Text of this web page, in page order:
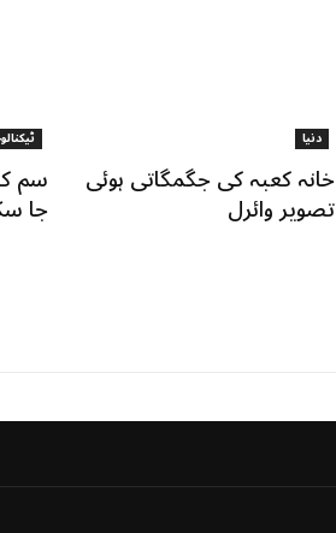
سم
جا
دنیا
خانہ کعبہ کی جگمگاتی ہوئی
تصویر وائرل